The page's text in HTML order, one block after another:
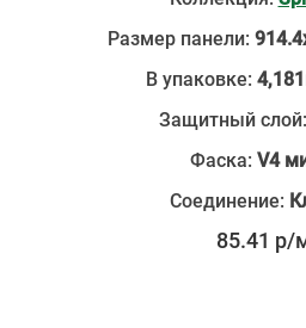
Размер панели:
В упаковке:
Защитный слой:
Фаска: V4
Соединение:
85.41 р/